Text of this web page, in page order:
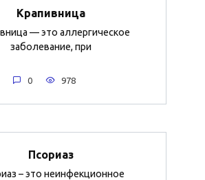
Крапивница
— это аллергическое
заболевание, при
0 978
Псориаз
– это неинфекционное